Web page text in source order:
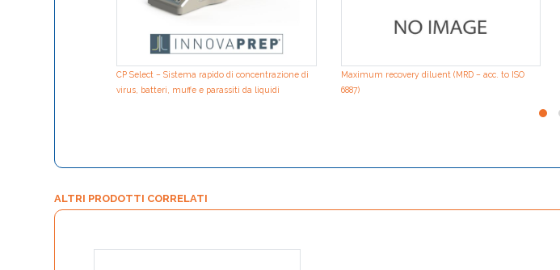
CP Select – Sistema rapido di concentrazione di
virus, batteri, muffe e parassiti da liquidi
Maximum recovery diluent (MRD – acc. to ISO
6887)
ALTRI PRODOTTI CORRELATI